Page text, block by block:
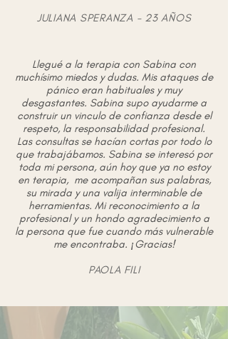
JULIANA SPERANZA - 23 AÑOS
Llegué a la terapia con Sabina con
muchísimo miedos y dudas. Mis ataques de
pánico eran habituales y muy
desgastantes. Sabina supo ayudarme a
construir un vinculo de confianza desde el
respeto, la responsabilidad profesional.
Las consultas se hacían cortas por todo lo
que trabajábamos. Sabina se interesó por
toda mi persona, aún hoy que ya no estoy
en terapia, me acompañan sus palabras,
su mirada y una valija interminable de
herramientas. Mi reconocimiento a la
profesional y un hondo agradecimiento a
la persona que fue cuando más vulnerable
me encontraba. ¡Gracias!
PAOLA FILI